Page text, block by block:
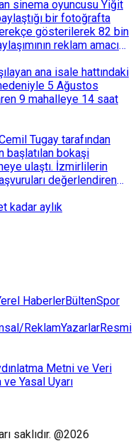
sinema oyuncusu Yiğit
bir fotoğrafta
gösterilerek 82 bin
reklam amacı
iptali için yargıya
ana isale hattındaki
5 Ağustos
9 mahalleye 14 saat
Tugay tarafından
başlatılan bokaşi
ulaştı. İzmirlilerin
değerlendiren
farklı ilçelerde toplam
İzmirlileri
dahil etti.
kadar aylık
HaberlerBültenSpor
ReklamYazarlarResmi
Metni ve Veri
Yasal Uyarı
saklıdır. @2026